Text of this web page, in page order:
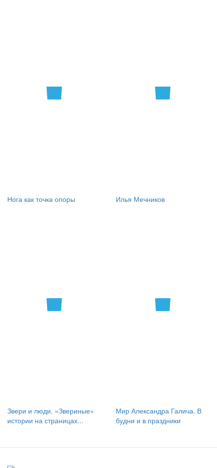
Нога как точка опоры Илья Мечников
Звери и люди. «Звериные»
истории на страницах...
Мир Александра Галича. В
будни и в праздники